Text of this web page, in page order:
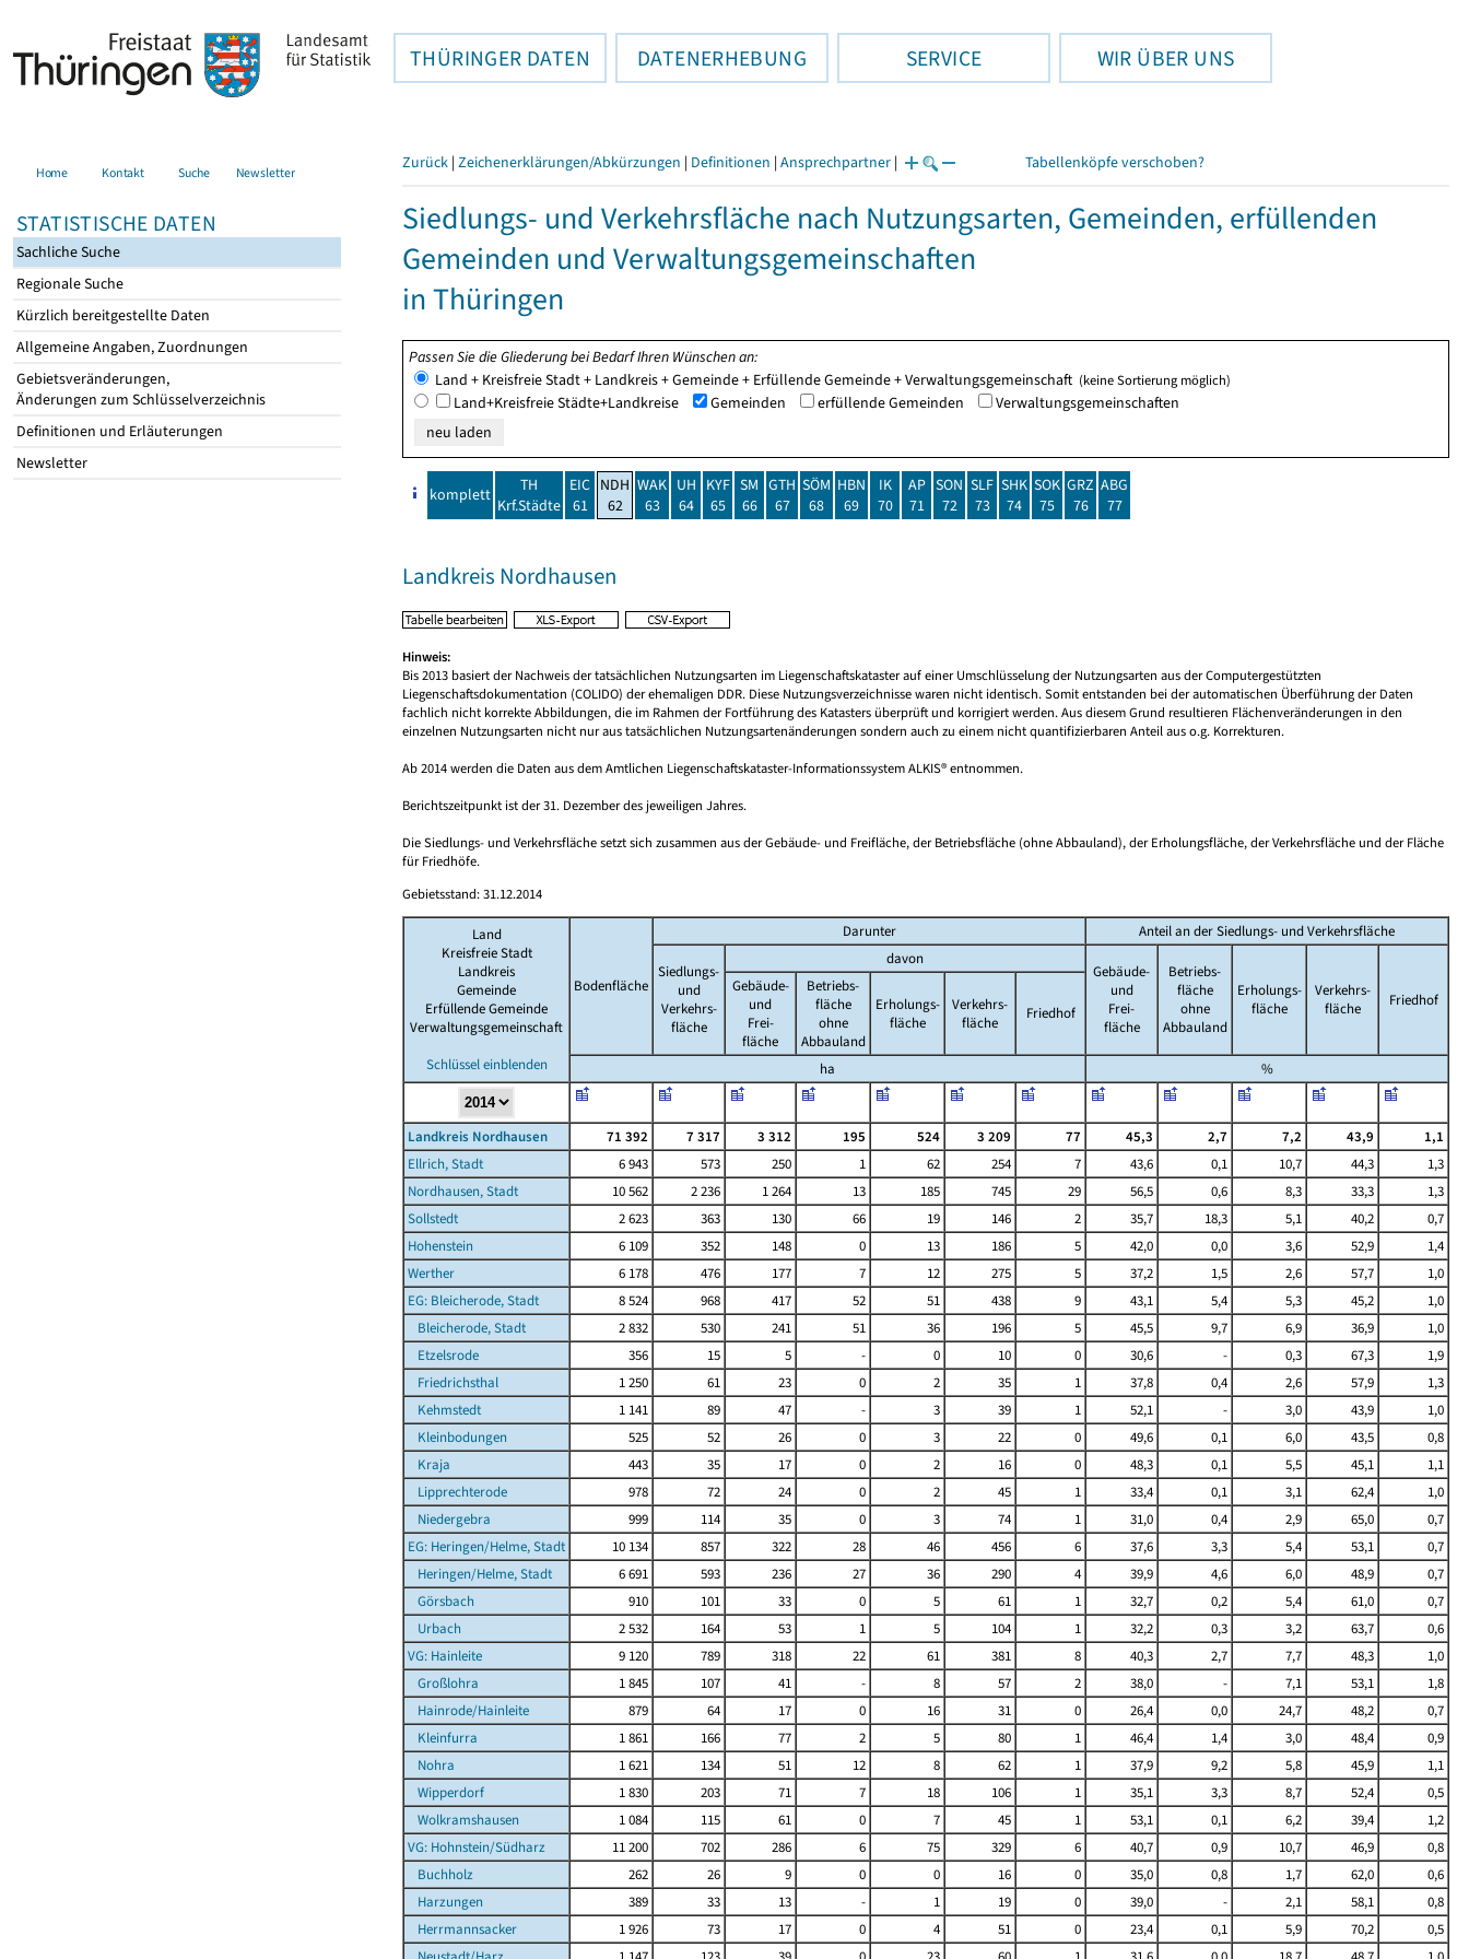
THÜRINGER DATEN DATENERHEBUNG SERVICE WIR ÜBER UNS
Home Kontakt Suche Newsletter
STATISTISCHE DATEN
Sachliche Suche
Regionale Suche
Kürzlich bereitgestellte Daten
Allgemeine Angaben, Zuordnungen
Gebietsveränderungen,
Änderungen zum Schlüsselverzeichnis
Definitionen und Erläuterungen
Newsletter
Zurück | Zeichenerklärungen/Abkürzungen | Definitionen | Ansprechpartner | Tabellenköpfe verschoben?
Siedlungs- und Verkehrsfläche nach Nutzungsarten, Gemeinden, erfüllenden
Gemeinden und Verwaltungsgemeinschaften
in Thüringen
Passen Sie die Gliederung bei Bedarf Ihren Wünschen an:
Land + Kreisfreie Stadt + Landkreis + Gemeinde + Erfüllende Gemeinde + Verwaltungsgemeinschaft (keine Sortierung möglich)
Land+Kreisfreie Städte+Landkreise Gemeinden erfüllende Gemeinden Verwaltungsgemeinschaften
komplett
TH
Krf.Städte
EIC
61
NDH
62
WAK
63
UH
64
KYF
65
SM
66
GTH
67
SÖM
68
HBN
69
IK
70
AP
71
SON
72
SLF
73
SHK
74
SOK
75
GRZ
76
ABG
77
Landkreis Nordhausen
Hinweis:
Bis 2013 basiert der Nachweis der tatsächlichen Nutzungsarten im Liegenschaftskataster auf einer Umschlüsselung der Nutzungsarten aus der Computergestützten
Liegenschaftsdokumentation (COLIDO) der ehemaligen DDR. Diese Nutzungsverzeichnisse waren nicht identisch. Somit entstanden bei der automatischen Überführung der Daten
fachlich nicht korrekte Abbildungen, die im Rahmen der Fortführung des Katasters überprüft und korrigiert werden. Aus diesem Grund resultieren Flächenveränderungen in den
einzelnen Nutzungsarten nicht nur aus tatsächlichen Nutzungsartenänderungen sondern auch zu einem nicht quantifizierbaren Anteil aus o.g. Korrekturen.
Ab 2014 werden die Daten aus dem Amtlichen Liegenschaftskataster-Informationssystem ALKIS® entnommen.
Berichtszeitpunkt ist der 31. Dezember des jeweiligen Jahres.
Die Siedlungs- und Verkehrsfläche setzt sich zusammen aus der Gebäude- und Freifläche, der Betriebsfläche (ohne Abbauland), der Erholungsfläche, der Verkehrsfläche und der Fläche
für Friedhöfe.
Gebietsstand: 31.12.2014
Land
Kreisfreie Stadt
Landkreis
Gemeinde
Erfüllende Gemeinde
Verwaltungsgemeinschaft
Schlüssel einblenden
Bodenfläche
Darunter Anteil an der Siedlungs- und Verkehrsfläche
Siedlungs-
und
Verkehrs-
fläche
davon
Gebäude-
und
Frei-
fläche
Betriebs-
fläche
ohne
Abbauland
Erholungs-
fläche
Verkehrs-
fläche
Friedhof
Gebäude-
und
Frei-
fläche
Betriebs-
fläche
ohne
Abbauland
Erholungs-
fläche
Verkehrs-
fläche
Friedhof
ha %
Landkreis Nordhausen 71 392 7 317 3 312 195 524 3 209 77 45,3 2,7 7,2 43,9
1,1
Ellrich, Stadt
6 943 573 250 1 62 254 7 43,6 0,1 10,7 44,3
1,3
Nordhausen, Stadt
10 562 2 236 1 264 13 185 745 29 56,5 0,6 8,3 33,3
1,3
Sollstedt
2 623 363 130 66 19 146 2 35,7 18,3 5,1 40,2
0,7
Hohenstein
6 109 352 148 0 13 186 5 42,0 0,0 3,6 52,9
1,4
Werther
6 178 476 177 7 12 275 5 37,2 1,5 2,6 57,7
1,0
EG: Bleicherode, Stadt
8 524 968 417 52 51 438 9 43,1 5,4 5,3 45,2
1,0
Bleicherode, Stadt
2 832 530 241 51 36 196 5 45,5 9,7 6,9 36,9
1,0
Etzelsrode
356 15 5 - 0 10 0 30,6 - 0,3 67,3
1,9
Friedrichsthal
1 250 61 23 0 2 35 1 37,8 0,4 2,6 57,9
1,3
Kehmstedt
1 141 89 47 - 3 39 1 52,1 - 3,0 43,9
1,0
Kleinbodungen
525 52 26 0 3 22 0 49,6 0,1 6,0 43,5
0,8
Kraja
443 35 17 0 2 16 0 48,3 0,1 5,5 45,1
1,1
Lipprechterode
978 72 24 0 2 45 1 33,4 0,1 3,1 62,4
1,0
Niedergebra
999 114 35 0 3 74 1 31,0 0,4 2,9 65,0
0,7
EG: Heringen/Helme, Stadt
10 134 857 322 28 46 456 6 37,6 3,3 5,4 53,1
0,7
Heringen/Helme, Stadt
6 691 593 236 27 36 290 4 39,9 4,6 6,0 48,9
0,7
Görsbach
910 101 33 0 5 61 1 32,7 0,2 5,4 61,0
0,7
Urbach
2 532 164 53 1 5 104 1 32,2 0,3 3,2 63,7
0,6
VG: Hainleite
9 120 789 318 22 61 381 8 40,3 2,7 7,7 48,3
1,0
Großlohra
1 845 107 41 - 8 57 2 38,0 - 7,1 53,1
1,8
Hainrode/Hainleite
879 64 17 0 16 31 0 26,4 0,0 24,7 48,2
0,7
Kleinfurra
1 861 166 77 2 5 80 1 46,4 1,4 3,0 48,4
0,9
Nohra
1 621 134 51 12 8 62 1 37,9 9,2 5,8 45,9
1,1
Wipperdorf
1 830 203 71 7 18 106 1 35,1 3,3 8,7 52,4
0,5
Wolkramshausen
1 084 115 61 0 7 45 1 53,1 0,1 6,2 39,4
1,2
VG: Hohnstein/Südharz
11 200 702 286 6 75 329 6 40,7 0,9 10,7 46,9
0,8
Buchholz
262 26 9 0 0 16 0 35,0 0,8 1,7 62,0
0,6
Harzungen
389 33 13 - 1 19 0 39,0 - 2,1 58,1
0,8
Herrmannsacker
1 926 73 17 0 4 51 0 23,4 0,1 5,9 70,2
0,5